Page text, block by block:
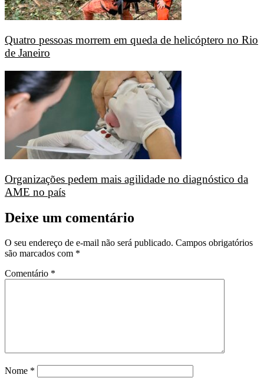
Quatro pessoas morrem em queda de helicóptero no Rio
de Janeiro
Organizações pedem mais agilidade no diagnóstico da
AME no país
Deixe um comentário
O seu endereço de e-mail não será publicado. Campos obrigatórios
são marcados com *
Comentário *
Nome *